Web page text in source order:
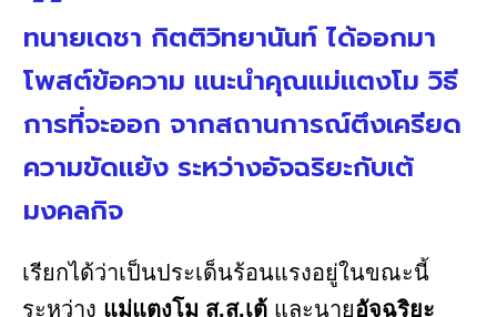
ทนายเดชา กิตติวิทยานันท์ ได้ออกมา
โพสต์ข้อความ แนะนำคุณแม่แตงโม วิธี
การที่จะออก จากสถานการณ์ตึงเครียด
ความขัดแย้ง ระหว่างอัจฉริยะกับเต้
มงคลกิจ
เรียกได้ว่าเป็นประเด็นร้อนแรงอยู่ในขณะนี้
ระหว่าง แม่แตงโม ส.ส.เต้ และนายอัจฉริยะ